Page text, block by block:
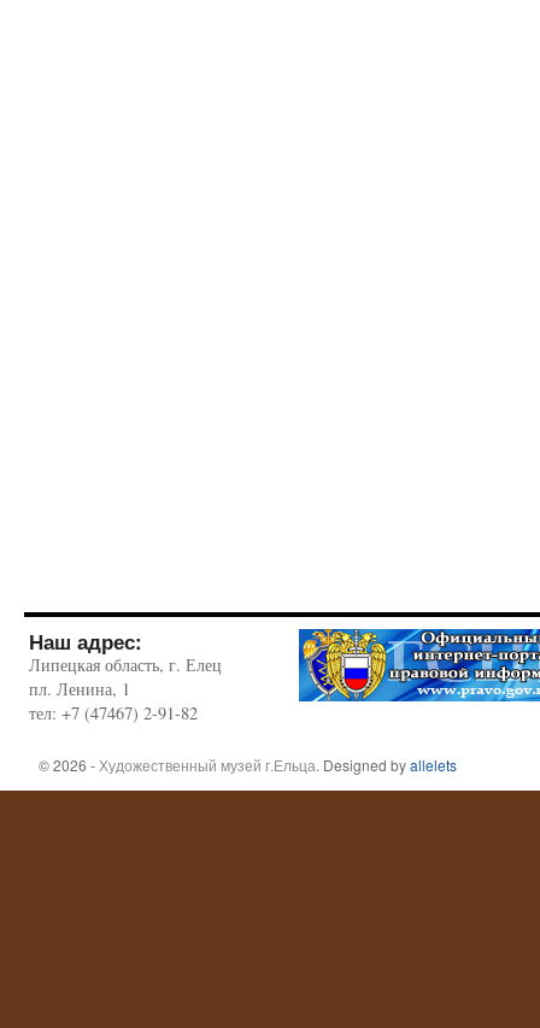
Наш адрес:
Липецкая область, г. Елец
пл. Ленина, 1
тел: +7 (47467) 2-91-82
© 2026 - Художественный музей г.Ельца. Designed byallelets